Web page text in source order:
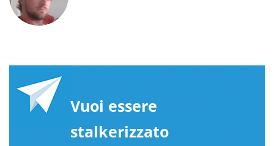
Vuoi essere
stalkerizzato